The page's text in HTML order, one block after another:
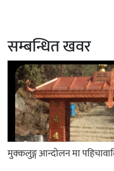
सम्बन्धित खवर
मुक्कलुङ्ग आन्दोलन मा